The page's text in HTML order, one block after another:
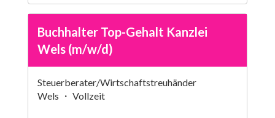
Buchhalter Top-Gehalt Kanzlei
Wels (m/w/d)
Steuerberater/Wirtschaftstreuhänder
Wels ・ Vollzeit